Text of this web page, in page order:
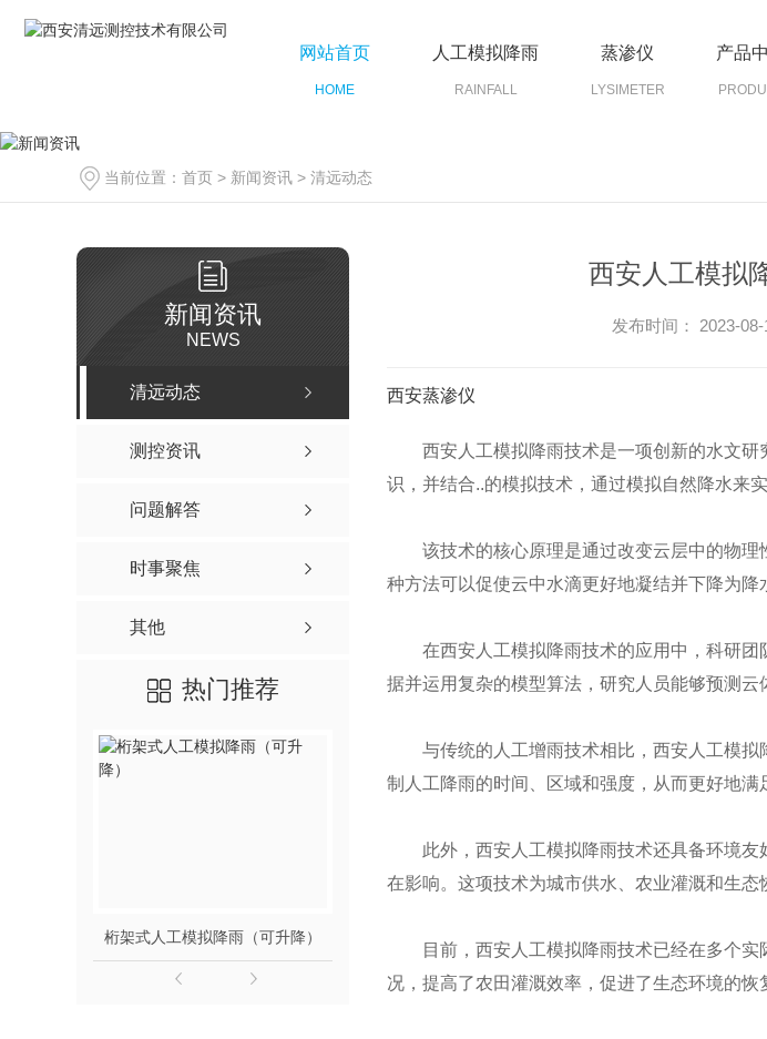
网站首页
HOME
人工模拟降雨
RAINFALL
蒸渗仪
LYSIMETER
产品
当前位置： 首页 > 新闻资讯 > 清远动态
新闻资讯
NEWS
清远动态
测控资讯
问题解答
时事聚焦
其他
热门推荐
桁架式人工模拟降雨（可升降） 移动式变坡钢槽 移动式全自动
西安人工模拟
发布时间： 2023-
西安蒸渗仪
西安人工模拟降雨技术是一项创新的水文
识，并结合..的模拟技术，通过模拟自然降水来实
该技术的核心原理是通过改变云层中的物
种方法可以促使云中水滴更好地凝结并下降为降
在西安人工模拟降雨技术的应用中，科研
据并运用复杂的模型算法，研究人员能够预测云
与传统的人工增雨技术相比，西安人工模
制人工降雨的时间、区域和强度，从而更好地满
此外，西安人工模拟降雨技术还具备环境
在影响。这项技术为城市供水、农业灌溉和生态
目前，西安人工模拟降雨技术已经在多个
况，提高了农田灌溉效率，促进了生态环境的恢